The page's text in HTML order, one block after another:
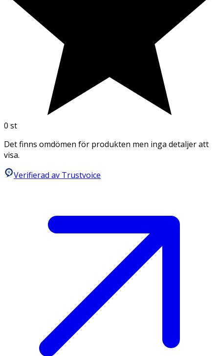
0 st
Det finns omdömen för produkten men inga detaljer att
visa.
Verifierad av Trustvoice